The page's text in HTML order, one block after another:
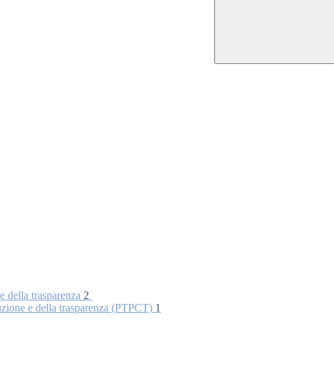
della trasparenza 2
e della trasparenza (PTPCT) 1